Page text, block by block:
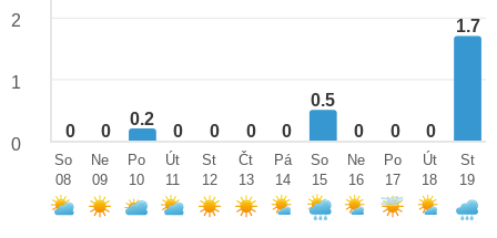
0 0
0.2
0 0 0 0
0.5
0 0 0
1.7
2
1
0
So
08
Ne
09
Po
10
Út
11
St
12
Čt
13
Pá
14
So
15
Ne
16
Po
17
Út
18
St
19